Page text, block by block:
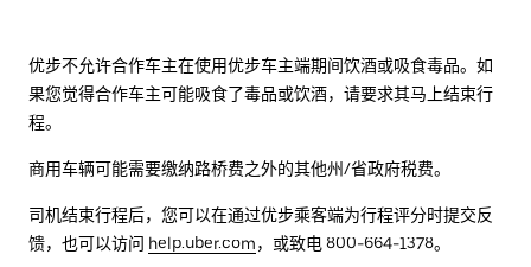
优步不允许合作车主在使用优步车主端期间饮酒或吸食毒品。如
果您觉得合作车主可能吸食了毒品或饮酒，请要求其马上结束行
程。
商用车辆可能需要缴纳路桥费之外的其他州/省政府税费。
司机结束行程后，您可以在通过优步乘客端为行程评分时提交反
馈，也可以访问 help.uber.com，或致电 800-664-1378。